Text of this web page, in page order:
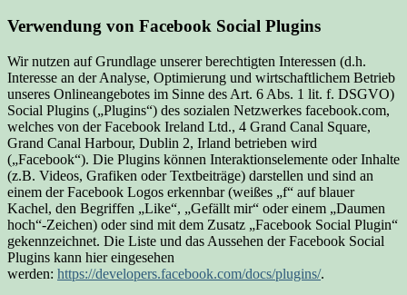
Verwendung von Facebook Social Plugins
Wir nutzen auf Grundlage unserer berechtigten Interessen (d.h.
Interesse an der Analyse, Optimierung und wirtschaftlichem Betrieb
unseres Onlineangebotes im Sinne des Art. 6 Abs. 1 lit. f. DSGVO)
Social Plugins („Plugins“) des sozialen Netzwerkes facebook.com,
welches von der Facebook Ireland Ltd., 4 Grand Canal Square,
Grand Canal Harbour, Dublin 2, Irland betrieben wird
(„Facebook“). Die Plugins können Interaktionselemente oder Inhalte
(z.B. Videos, Grafiken oder Textbeiträge) darstellen und sind an
einem der Facebook Logos erkennbar (weißes „f“ auf blauer
Kachel, den Begriffen „Like“, „Gefällt mir“ oder einem „Daumen
hoch“-Zeichen) oder sind mit dem Zusatz „Facebook Social Plugin“
gekennzeichnet. Die Liste und das Aussehen der Facebook Social
Plugins kann hier eingesehen
werden: https://developers.facebook.com/docs/plugins/.